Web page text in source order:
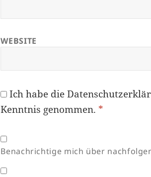
WEBSITE
Ich habe die
Kenntnis genommen. *
Benachrichtige mich über